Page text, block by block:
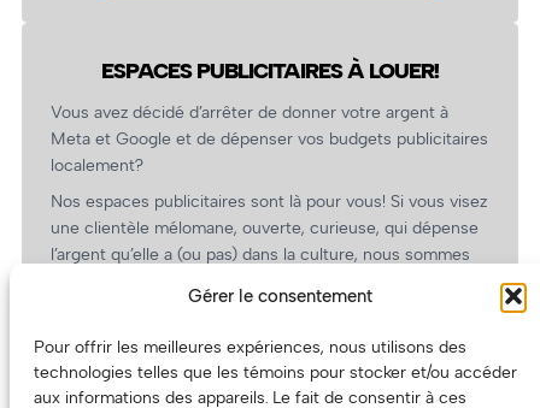
Gérer le consentement
Pour offrir les meilleures expériences, nous utilisons des
technologies telles que les témoins pour stocker et/ou accéder
aux informations des appareils. Le fait de consentir à ces
ESPACES PUBLICITAIRES À LOUER!
Vous avez décidé d’arrêter de donner votre argent à
Meta et Google et de dépenser vos budgets publicitaires
localement?
Nos espaces publicitaires sont là pour vous! Si vous visez
une clientèle mélomane, ouverte, curieuse, qui dépense
l’argent qu’elle a (ou pas) dans la culture, nous sommes
revient.
(Oui, on va avoir des tarifs spéciaux pour vous, les